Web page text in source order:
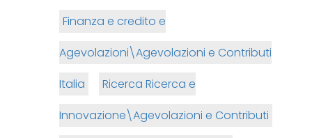
Finanza e credito e
Agevolazioni\Agevolazioni e Contributi
Italia
Ricerca Ricerca e
Innovazione\Agevolazioni e Contributi